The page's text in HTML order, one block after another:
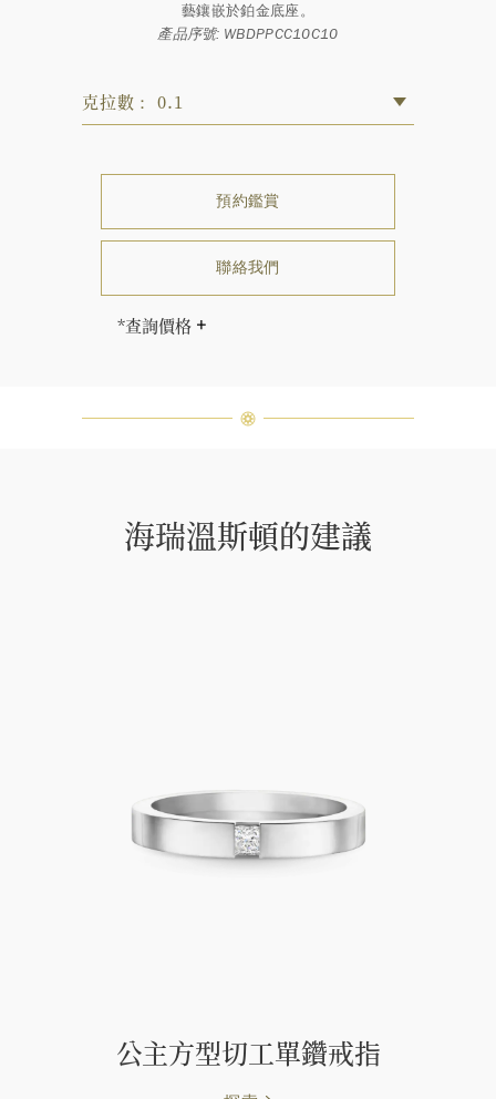
藝鑲嵌於鉑金底座。
產品序號: WBDPPCC10C10
克拉數： 0.1
預約鑑賞
聯絡我們
*查詢價格
石皆與眾不同而採用獨特鑲嵌方式，
海瑞溫斯頓的建議
公主方型切工單鑽戒指